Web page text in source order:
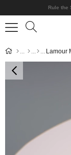
Rule the
Lamour